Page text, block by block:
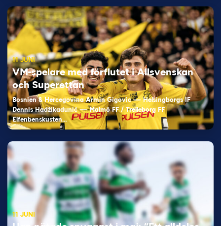
11 JUNI
VM-spelare med förflutet i Allsvenskan
och Superettan
Bosnien & Hercegovina Armin Gigovic — Helsingborgs IF
Dennis Hadžikadunić — Malmö FF / Trelleborg FF
Elfenbenskusten…
11 JUNI